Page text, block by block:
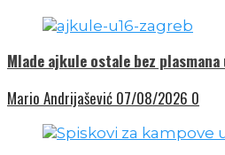
Mlade ajkule ostale bez
Mario Andrijašević 07/08/2026 0